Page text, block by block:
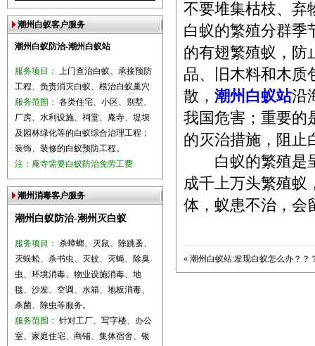
潮州白蚁客户服务
潮州白蚁防治-潮州白蚁站
服务项目： 上门查治白蚁、承接预防
工程、负责消灭白蚁、根治白蚁巢穴
服务范围： 各类住宅、小区、别墅、
厂房、水利设施、祠堂、庵寺、堤坝
及园林绿化等的白蚁综合治理工程；
装饰、装修的白蚁预防工程。
注：庵寺需要白蚁防治免劳工费
潮州消毒客户服务
潮州白蚁防治-潮州灭白蚁
服务项目： 杀蟑螂、灭鼠、除跳蚤、
灭蜈蚣、杀书虫、灭蚊、灭蝇、除臭
虫、环境消毒、物业设施消毒、地
毯、沙发、空调、水箱、地板消毒、
杀菌、除虫等服务。
服务范围： 针对工厂、写字楼、办公
室、家庭住宅、商铺、集体宿舍、银
不要堆集枯枝、弃
白蚁的繁殖分群季
的有翅繁殖蚁，防
品、旧木料和木质
散， 潮州白蚁站沿
我国危害；重要的
的灭治措施，阻止
白蚁的繁殖是呈
成千上万头繁殖蚁
体，蚁患不治，会
« 潮州白蚁站:发现白蚁怎么办？？